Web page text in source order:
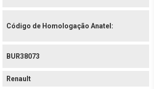
Código de Homologação Anatel:
BUR38073
Renault